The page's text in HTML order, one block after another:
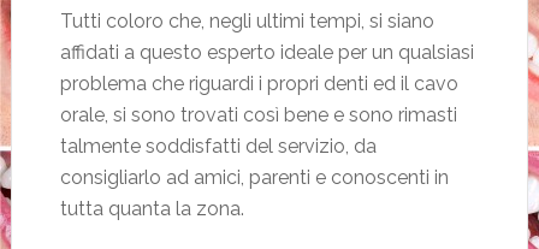
Tutti coloro che, negli ultimi tempi, si siano
affidati a questo esperto ideale per un qualsiasi
problema che riguardi i propri denti ed il cavo
orale, si sono trovati così bene e sono rimasti
talmente soddisfatti del servizio, da
consigliarlo ad amici, parenti e conoscenti in
tutta quanta la zona.